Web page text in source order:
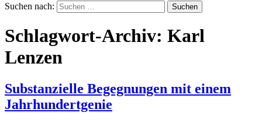
Suchen nach:
Schlagwort-Archiv: Karl
Lenzen
Substanzielle Begegnungen mit einem
Jahrhundertgenie